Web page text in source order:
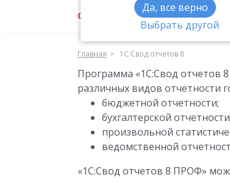
Да, все верно
Выбрать другой
О продукте Возможности
Главная 1С:Свод отчетов 8
Программа «1С:Свод отчетов
различных видов отчетности
бюджетной отчетности;
бухгалтерской
произвольной
ведомственной
«1С:Свод отчетов 8 ПРОФ»